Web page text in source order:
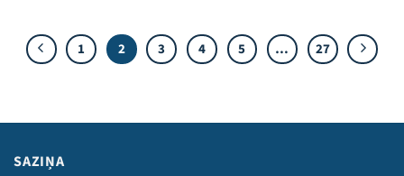
1 2 3 4 5 … 27
SAZIŅA